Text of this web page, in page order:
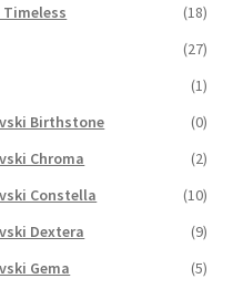
Timeless
(18)
(27)
(1)
Birthstone
(0)
Chroma
(2)
Constella
(10)
Dextera
(9)
Gema
(5)